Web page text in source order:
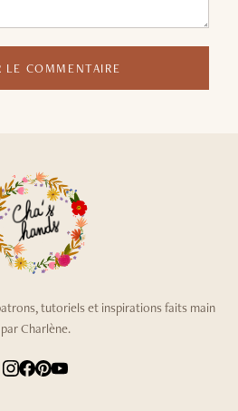
LE COMMENTAIRE
tutoriels et inspirations faits main
par Charlène.